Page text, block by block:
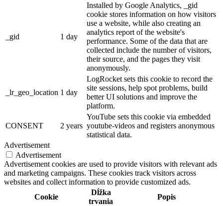
_gid 1 day
Installed by Google Analytics, _gid
cookie stores information on how visitors
use a website, while also creating an
analytics report of the website's
performance. Some of the data that are
collected include the number of visitors,
their source, and the pages they visit
anonymously.
_lr_geo_location 1 day
LogRocket sets this cookie to record the
site sessions, help spot problems, build
better UI solutions and improve the
platform.
CONSENT 2 years
YouTube sets this cookie via embedded
youtube-videos and registers anonymous
statistical data.
Advertisement
Advertisement
Advertisement cookies are used to provide visitors with relevant ads
and marketing campaigns. These cookies track visitors across
websites and collect information to provide customized ads.
Cookie
Dĺžka
trvania
Popis